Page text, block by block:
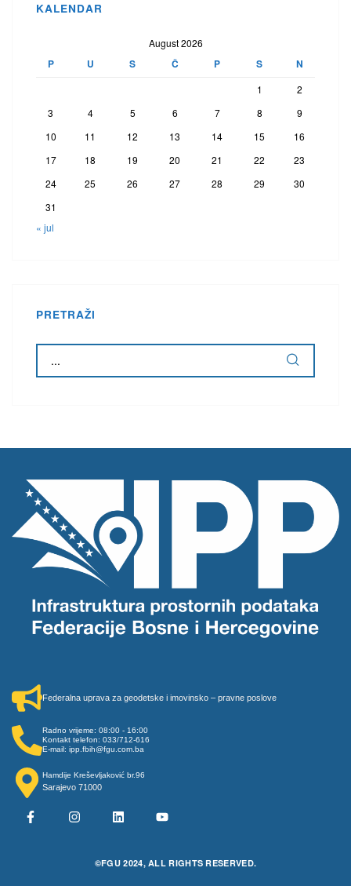
KALENDAR
August 2026
P U S Č P S N
1
2
3
4 5 6 7 8
9
10
11 12 13 14 15
16
17
18 19 20 21 22
23
24
25 26 27 28 29
30
31
« jul
PRETRAŽI
Federalna uprava za geodetske i imovinsko – pravne poslove
Radno vrijeme: 08:00 - 16:00
Kontakt telefon: 033/712-616
E-mail: ipp.fbih@fgu.com.ba
Hamdije Kreševljaković br.96
Sarajevo 71000
©FGU 2024, ALL RIGHTS RESERVED.